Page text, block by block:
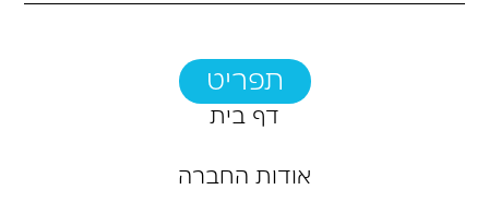
תפריט
דף בית
אודות החברה